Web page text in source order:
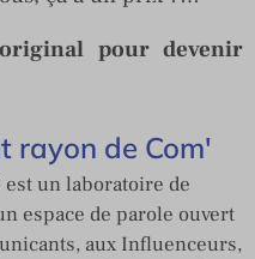
pour devenir
rayon de Com'
est un laboratoire de
espace de parole ouvert
aux Influenceurs,